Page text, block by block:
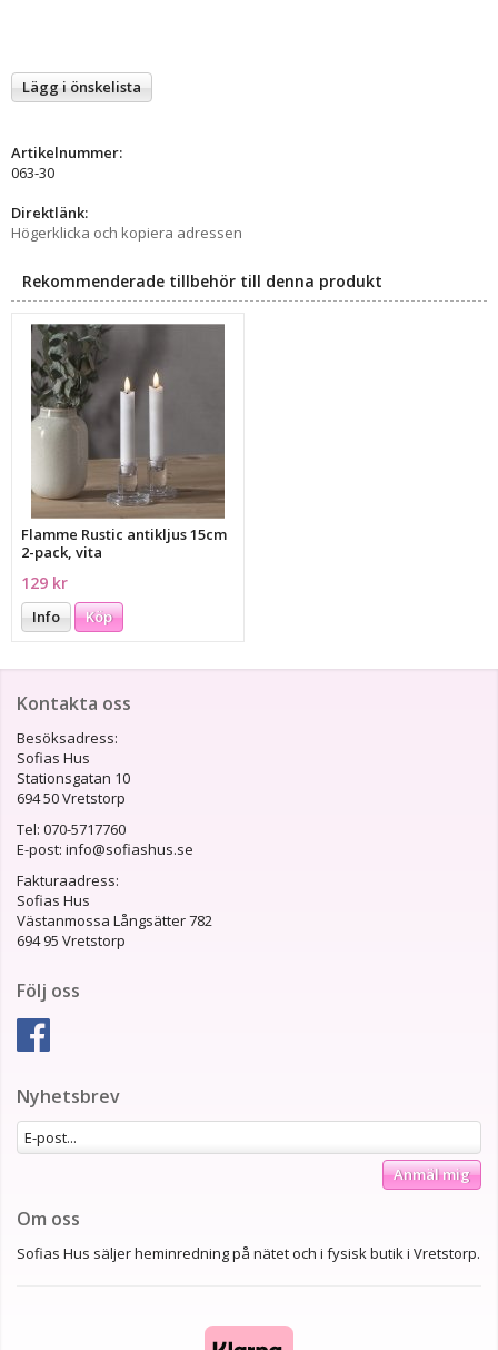
Lägg i önskelista
Artikelnummer:
063-30
Direktlänk:
Högerklicka och kopiera adressen
Rekommenderade tillbehör till denna produkt
Flamme Rustic antikljus 15cm
2-pack, vita
129 kr
Info Köp
Kontakta oss
Besöksadress:
Sofias Hus
Stationsgatan 10
694 50 Vretstorp
Tel: 070-5717760
E-post: info@sofiashus.se
Fakturaadress:
Sofias Hus
Västanmossa Långsätter 782
694 95 Vretstorp
Följ oss
Nyhetsbrev
Anmäl mig
Om oss
Sofias Hus säljer heminredning på nätet och i fysisk butik i Vretstorp.